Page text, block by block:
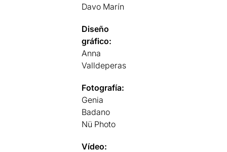
Davo Marín
Diseño
gráfico:
Anna
Valldeperas
Fotografía:
Genia
Badano
Nü Photo
Vídeo: